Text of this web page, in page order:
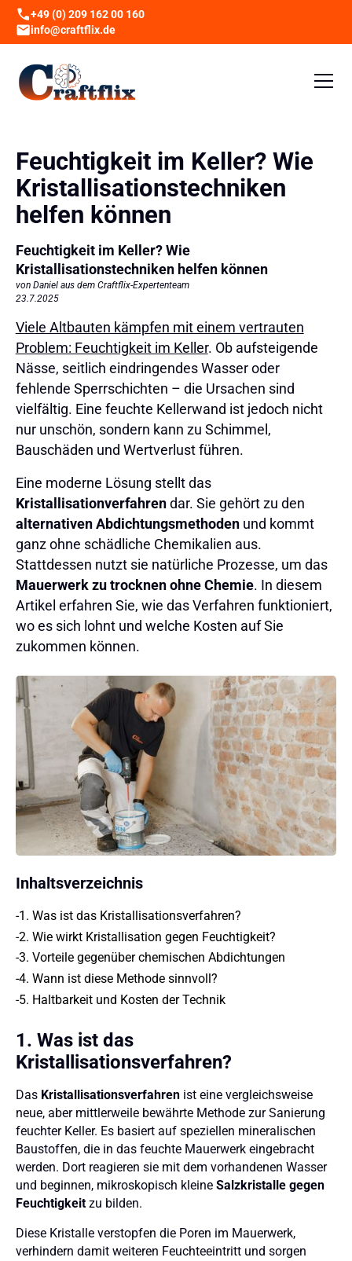
+49 (0) 209 162 00 160
info@craftflix.de
Feuchtigkeit im Keller? Wie
Kristallisationstechniken
helfen können
Feuchtigkeit im Keller? Wie
Kristallisationstechniken helfen können
von Daniel aus dem Craftflix-Expertenteam
23.7.2025
Viele Altbauten kämpfen mit einem vertrauten
Problem: Feuchtigkeit im Keller. Ob aufsteigende
Nässe, seitlich eindringendes Wasser oder
fehlende Sperrschichten – die Ursachen sind
vielfältig. Eine feuchte Kellerwand ist jedoch nicht
nur unschön, sondern kann zu Schimmel,
Bauschäden und Wertverlust führen.
Eine moderne Lösung stellt das
Kristallisationverfahren dar. Sie gehört zu den
alternativen Abdichtungsmethodenund kommt
ganz ohne schädliche Chemikalien aus.
Stattdessen nutzt sie natürliche Prozesse, um das
Mauerwerk zu trocknen ohne Chemie. In diesem
Artikel erfahren Sie, wie das Verfahren funktioniert,
wo es sich lohnt und welche Kosten auf Sie
zukommen können.
Inhaltsverzeichnis
-1. Was ist das Kristallisationsverfahren?
-2. Wie wirkt Kristallisation gegen Feuchtigkeit?
-3. Vorteile gegenüber chemischen Abdichtungen
-4. Wann ist diese Methode sinnvoll?
-5. Haltbarkeit und Kosten der Technik
1. Was ist das
Kristallisationsverfahren?
Das Kristallisationsverfahren ist eine vergleichsweise
neue, aber mittlerweile bewährte Methode zur Sanierung
feuchter Keller. Es basiert auf speziellen mineralischen
Baustoffen, die in das feuchte Mauerwerk eingebracht
werden. Dort reagieren sie mit dem vorhandenen Wasser
und beginnen, mikroskopisch kleine Salzkristalle gegen
Feuchtigkeitzu bilden.
Diese Kristalle verstopfen die Poren im Mauerwerk,
verhindern damit weiteren Feuchteeintritt und sorgen